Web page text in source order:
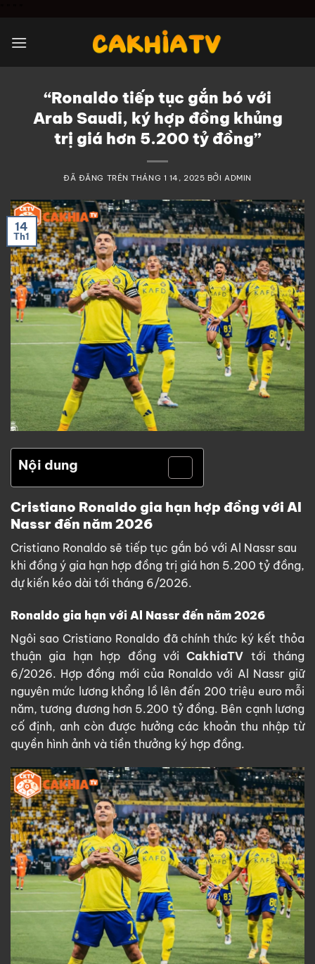
nội
“Ronaldo tiếp tục gắn bó với
Arab Saudi, ký hợp đồng khủng
trị giá hơn 5.200 tỷ đồng”
ĐÃ ĐĂNG TRÊNTHÁNG 1 14, 2025 BỞIADMIN
14
Th1
Nội dung
Cristiano Ronaldo gia hạn hợp đồng với Al
Nassr đến năm 2026
Cristiano Ronaldo sẽ tiếp tục gắn bó với Al Nassr sau
khi đồng ý gia hạn hợp đồng trị giá hơn 5.200 tỷ đồng,
dự kiến kéo dài tới tháng 6/2026.
Ronaldo gia hạn với Al Nassr đến năm 2026
Ngôi sao Cristiano Ronaldo đã chính thức ký kết thỏa
thuận gia hạn hợp đồng vớiCakhiaTV tới tháng
6/2026. Hợp đồng mới của Ronaldo với Al Nassr giữ
nguyên mức lương khổng lồ lên đến 200 triệu euro mỗi
năm, tương đương hơn 5.200 tỷ đồng. Bên cạnh lương
cố định, anh còn được hưởng các khoản thu nhập từ
quyền hình ảnh và tiền thưởng ký hợp đồng.